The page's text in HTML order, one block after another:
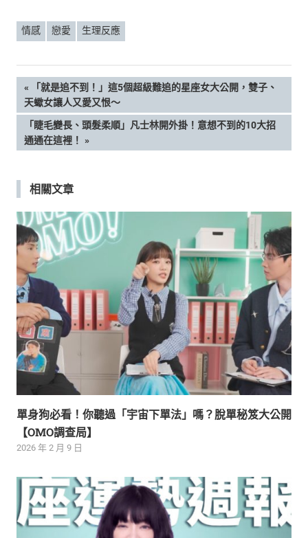
情感 戀愛 生理反應
文
章
導
覽
PREVIOUS
POST:
「就是追不到！」這5個超級難追的星座女大公開，雙子、
天蠍女讓人又愛又恨～
NEXT
POST:
「睫毛變長、頭髮柔順」凡士林開外掛！意想不到的10大招
通通在這裡！
相關文章
單身狗必看！你聽過「宇宙下單法」嗎？脫單秘笈大公開
【OMO調查局】
2026 年 2 月 9 日